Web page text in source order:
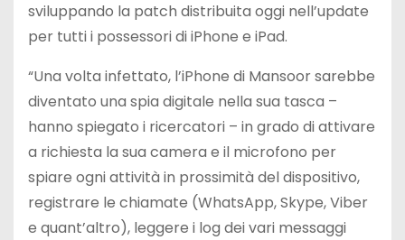
sviluppando la patch distribuita oggi nell’update
per tutti i possessori di iPhone e iPad.
“Una volta infettato, l’iPhone di Mansoor sarebbe
diventato una spia digitale nella sua tasca –
hanno spiegato i ricercatori – in grado di attivare
a richiesta la sua camera e il microfono per
spiare ogni attività in prossimità del dispositivo,
registrare le chiamate (WhatsApp, Skype, Viber
e quant’altro), leggere i log dei vari messaggi